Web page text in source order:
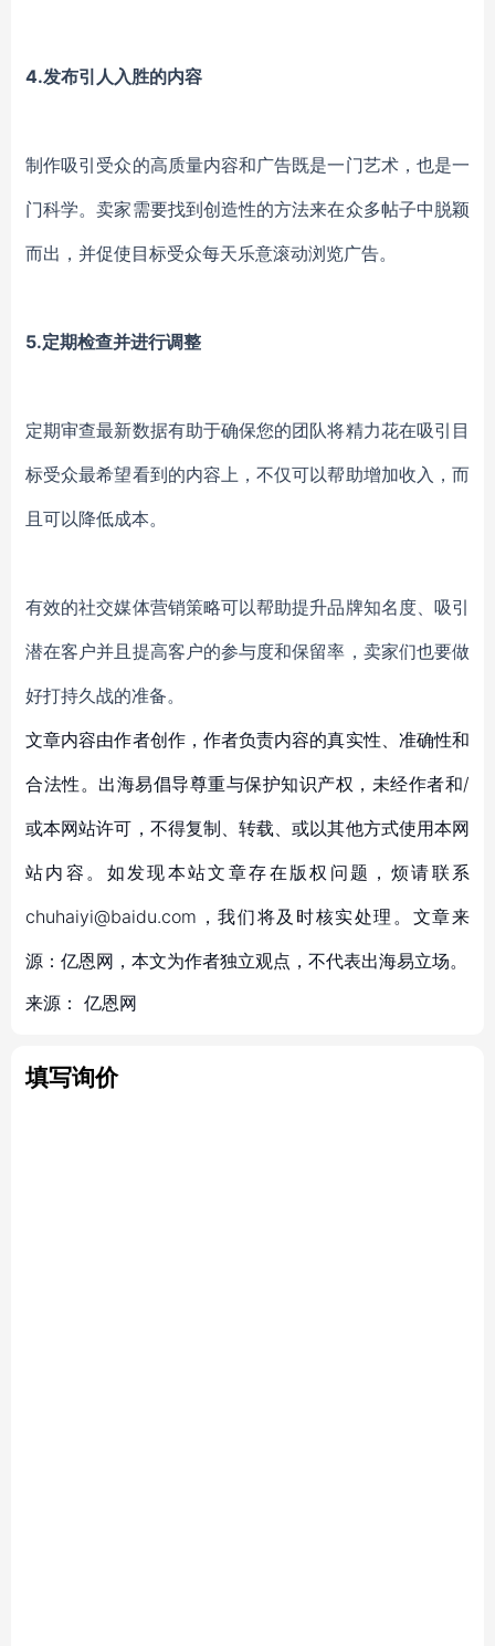
4.发布引人入胜的内容
制作吸引 受众的高质量内容和广告既是一门艺术，也是一
门科学。卖家需要找到创造性的方法来在众多帖子中脱颖
而出，并促使目标受众每天乐意滚动浏览广告。
5.定期检查并进行调整
定期审查最新数据有助于确保您的团队将精力花在吸引目
标受众最希望看到的内容上 ，不仅可以帮助增加收入，而
且可以降低成本。
有效的社交媒体营销策略可以帮助提升品牌知名度、吸引
潜在客户并且 提高客户的参与度和保留率 ，卖家们也要做
好打持久战的准备。
文章内容由作者创作，作者负责内容的真实性、准确性和
合法性。出海易倡导尊重与保护知识产权，未经作者和/
或本网站许可，不得复制、转载、或以其他方式使用本网
站内容。如发现本站文章存在版权问题，烦请联系
chuhaiyi@baidu.com，我们将及时核实处理。文章来
源：亿恩网，本文为作者独立观点，不代表出海易立场。
来源： 亿恩网
填写询价